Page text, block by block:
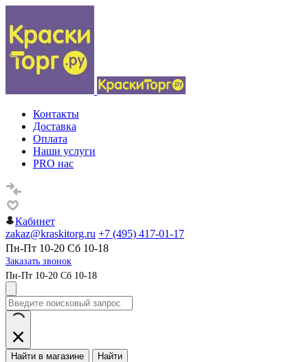
Контакты
Доставка
Оплата
Наши услуги
PRO нас
Кабинет
zakaz@kraskitorg.ru +7 (495) 417-01-17
Пн-Пт 10-20 Сб 10-18
Заказать звонок
Пн-Пт 10-20 Сб 10-18
Найти в магазине Найти